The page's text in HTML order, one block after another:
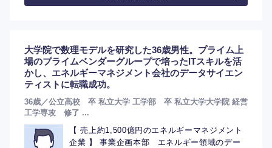
大学院で数理モデルを研究した36歳男性。プライム上
場のプライムベンダーグループで培ったITスキルを活
かし、エネルギーマネジメント会社のデータサイエン
ティストに転職成功。
36歳／公立高校 卒 私立大学 工学部 卒 私立大学大学院 経営
工学専攻 修了 ...
【 売上約1,500億円のエネルギーマネジメント
企業 】 事業企画本部 エネルギー領域のデー